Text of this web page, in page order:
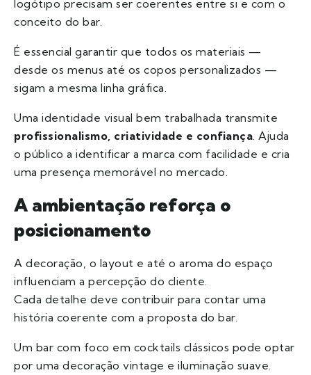
logótipo precisam ser coerentes entre si e com o
conceito do bar.
É essencial garantir que todos os materiais —
desde os menus até os copos personalizados —
sigam a mesma linha gráfica.
Uma identidade visual bem trabalhada transmite
profissionalismo, criatividade e confiança. Ajuda
o público a identificar a marca com facilidade e cria
uma presença memorável no mercado.
A ambientação reforça o
posicionamento
A decoração, o layout e até o aroma do espaço
influenciam a percepção do cliente.
Cada detalhe deve contribuir para contar uma
história coerente com a proposta do bar.
Um bar com foco em cocktails clássicos pode optar
por uma decoração vintage e iluminação suave.